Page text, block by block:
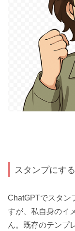
スタンプにする
ChatGPTでスタン
すが、私自身のイ
ん。既存のテンプ